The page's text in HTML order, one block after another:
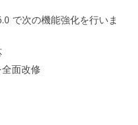
で次の機能強化を行いま
面改修